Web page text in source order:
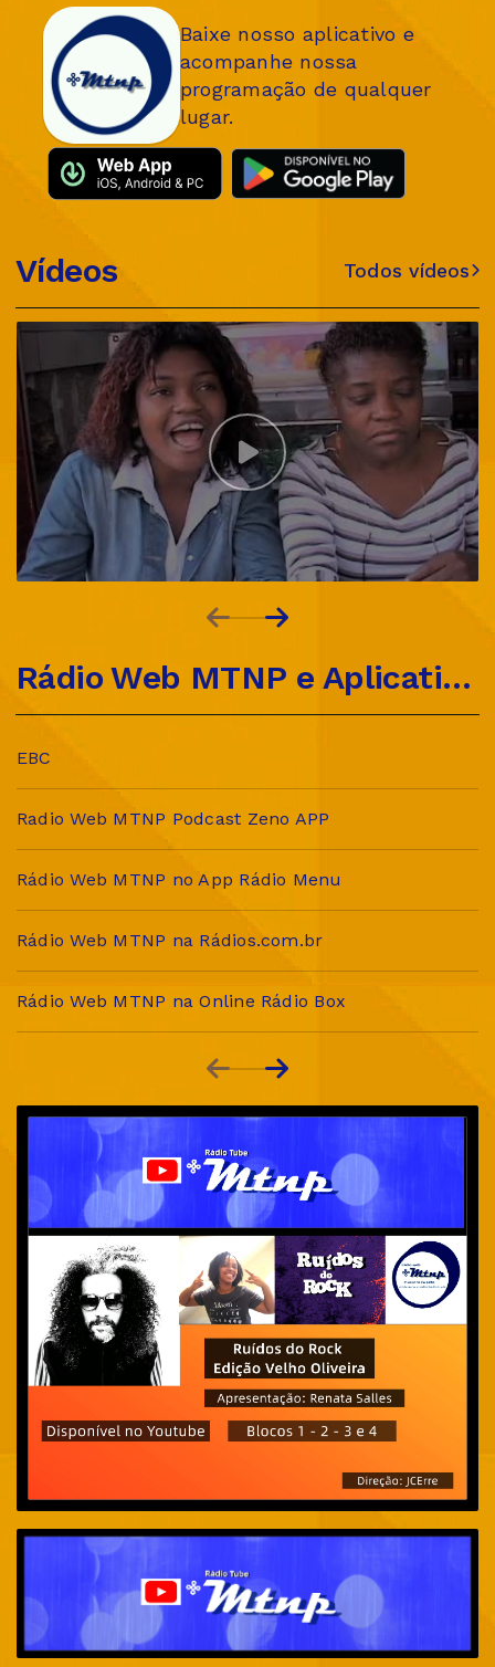
Baixe nosso aplicativo e
acompanhe nossa
programação de qualquer
lugar.
Vídeos Todos vídeos
Rádio Web MTNP e Aplicativos Parceiros
EBC
Radio Web MTNP Podcast Zeno APP
Rádio Web MTNP no App Rádio Menu
Rádio Web MTNP na Rádios.com.br
Rádio Web MTNP na Online Rádio Box